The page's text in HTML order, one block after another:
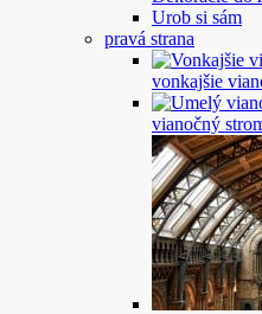
Urob si sám
pravá strana
vonkajšie
vianočný